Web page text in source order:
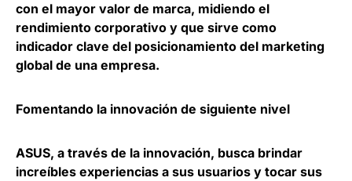
con el mayor valor de marca, midiendo el
rendimiento corporativo y que sirve como
indicador clave del posicionamiento del marketing
global de una empresa.
Fomentando la innovación de siguiente nivel
ASUS, a través de la innovación, busca brindar
increíbles experiencias a sus usuarios y tocar sus